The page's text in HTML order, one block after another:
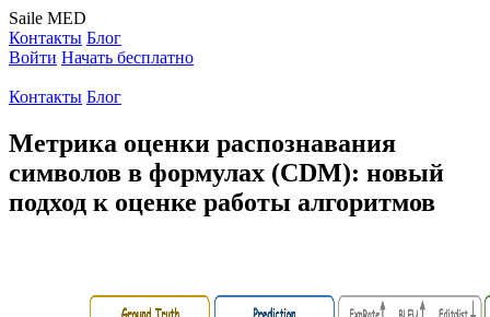
Saile MED
Контакты Блог
Войти Начать бесплатно
Контакты Блог
Метрика оценки распознавания
символов в формулах (CDM): новый
подход к оценке работы алгоритмов